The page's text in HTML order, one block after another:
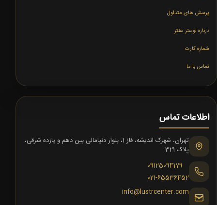
پرسش های متداول
درباره لوستر سنتر
شماره کارت
تماس با ما
اطلاعات تماس
تهران، شهرک اندیشه، فاز 1، بلوار دنیامالی بین دهم و یازده شرقی،
پلاک 321
09125094179
021-65536452
info@lustrcenter.com